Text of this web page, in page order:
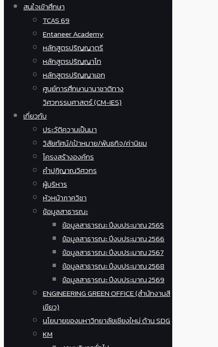
สนใจเข้าศึกษา
TCAS 69
Entaneer Academy
หลักสูตรปริญญาตรี
หลักสูตรปริญญาโท
หลักสูตรปริญญาเอก
ศูนย์การศึกษานานาชาติทาง
วิศวกรรมศาสตร์ (CM-IES)
เกี่ยวกับ
ประวัติความเป็นมา
วิสัยทัศน์/เป้าหมาย/พันธกิจ/ค่านิยม
โครงสร้างองค์กร
คำปฏิญาณวิศวกร
ผู้บริหาร
หัวหน้าภาควิชา
ข้อมูลสาธารณะ
ข้อมูลสาธารณะ ปีงบประมาณ 2565
ข้อมูลสาธารณะ ปีงบประมาณ 2566
ข้อมูลสาธารณะ ปีงบประมาณ 2567
ข้อมูลสาธารณะ ปีงบประมาณ 2568
ข้อมูลสาธารณะ ปีงบประมาณ 2569
ENGINEERING GREEN OFFICE (สำนักงานสี
เขียว)
นโยบายของมหาวิทยาลัยเชียงใหม่ ด้าน SDG
KM